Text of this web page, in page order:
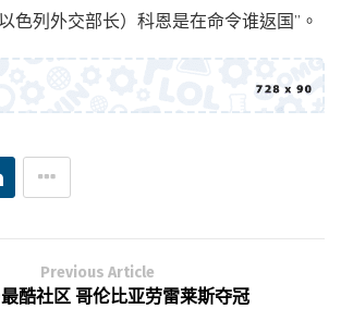
色列外交部长）科恩是在命令谁返国”。
Previous Article
酷社区 哥伦比亚劳雷莱斯夺冠